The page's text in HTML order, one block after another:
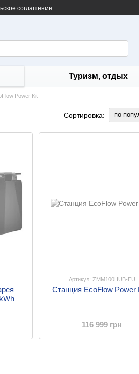
соглашение
Туризм, отдых
Power Kit
Сортировка: по
Артикул: ZMM100HUB-EU
Станция EcoFlow Power
116 999 грн